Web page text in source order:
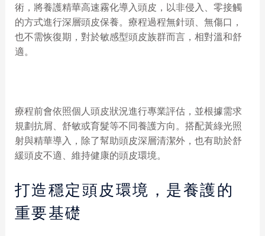
術，將養護精華高速霧化導入頭皮，以非侵入、零接觸
的方式進行深層頭皮保養。療程過程無針頭、無傷口，
也不需恢復期，對於敏感型頭皮族群而言，相對溫和舒
適。
療程前會依照個人頭皮狀況進行專業評估，並根據需求
規劃抗屑、舒敏或育髮等不同養護方向。搭配黃綠光照
射與精華導入，除了幫助頭皮深層清潔外，也有助於舒
緩頭皮不適、維持健康的頭皮環境。
打造穩定頭皮環境，是養護的
重要基礎